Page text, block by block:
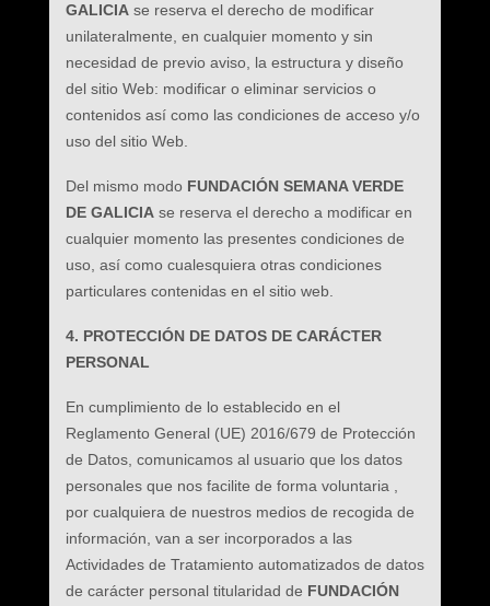
GALICIA se reserva el derecho de modificar
unilateralmente, en cualquier momento y sin
necesidad de previo aviso, la estructura y diseño
del sitio Web: modificar o eliminar servicios o
contenidos así como las condiciones de acceso y/o
uso del sitio Web.
Del mismo modo FUNDACIÓN SEMANA VERDE
DE GALICIA se reserva el derecho a modificar en
cualquier momento las presentes condiciones de
uso, así como cualesquiera otras condiciones
particulares contenidas en el sitio web.
4. PROTECCIÓN DE DATOS DE CARÁCTER
PERSONAL
En cumplimiento de lo establecido en el
Reglamento General (UE) 2016/679 de Protección
de Datos, comunicamos al usuario que los datos
personales que nos facilite de forma voluntaria ,
por cualquiera de nuestros medios de recogida de
información, van a ser incorporados a las
Actividades de Tratamiento automatizados de datos
de carácter personal titularidad de FUNDACIÓN